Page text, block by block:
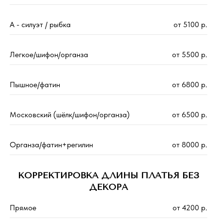
А - силуэт / рыбка от 5100 р.
Легкое/шифон/органза от 5500 р.
Пышное/фатин от 6800 р.
Московский (шёлк/шифон/органза) от 6500 р.
Органза/фатин+регилин от 8000 р.
КОРРЕКТИРОВКА ДЛИНЫ ПЛАТЬЯ БЕЗ
ДЕКОРА
Прямое от 4200 р.